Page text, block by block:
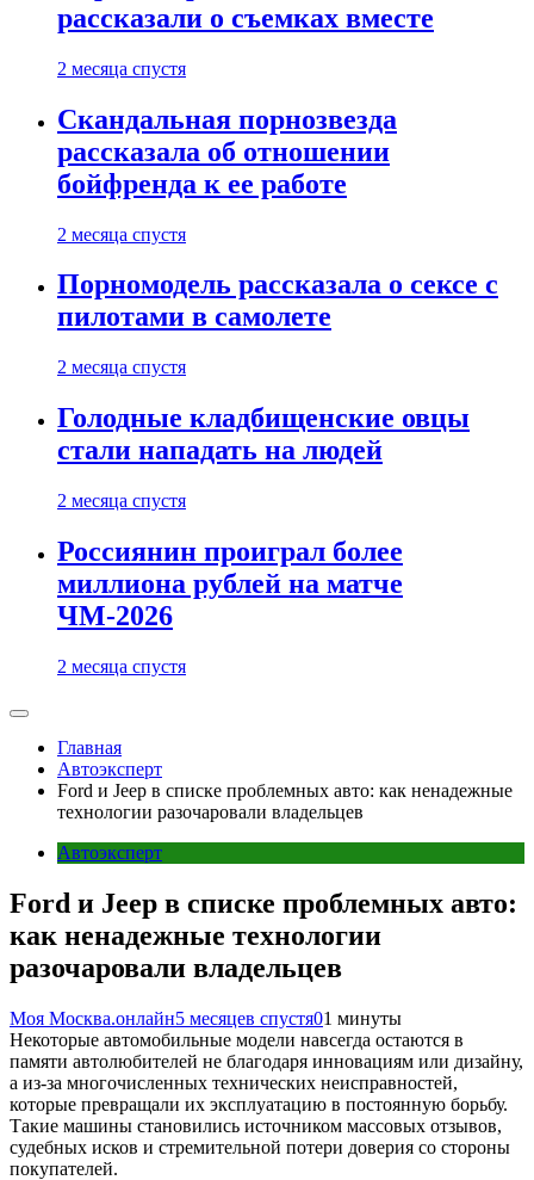
рассказали о съемках вместе
2 месяца спустя
Скандальная порнозвезда
рассказала об отношении
бойфренда к ее работе
2 месяца спустя
Порномодель рассказала о сексе с
пилотами в самолете
2 месяца спустя
Голодные кладбищенские овцы
стали нападать на людей
2 месяца спустя
Россиянин проиграл более
миллиона рублей на матче
ЧМ-2026
2 месяца спустя
Главная
Автоэксперт
Ford и Jeep в списке проблемных авто: как ненадежные
технологии разочаровали владельцев
Автоэксперт
Ford и Jeep в списке проблемных авто:
как ненадежные технологии
разочаровали владельцев
Моя Москва.онлайн5 месяцев спустя01 минуты
Некоторые автомобильные модели навсегда остаются в
памяти автолюбителей не благодаря инновациям или дизайну,
а из-за многочисленных технических неисправностей,
которые превращали их эксплуатацию в постоянную борьбу.
Такие машины становились источником массовых отзывов,
судебных исков и стремительной потери доверия со стороны
покупателей.